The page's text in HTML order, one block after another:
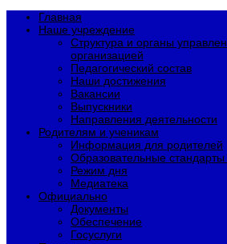
Главная
Наше учреждение
Структура и органы
организацией
Педагогический состав
Наши достижения
Вакансии
Выпускники
Направления деятельности
Родителям и ученикам
Информация для родителей
Образовательные
Режим дня
Медиатека
Официально
Документы
Обеспечение
Госуслуги